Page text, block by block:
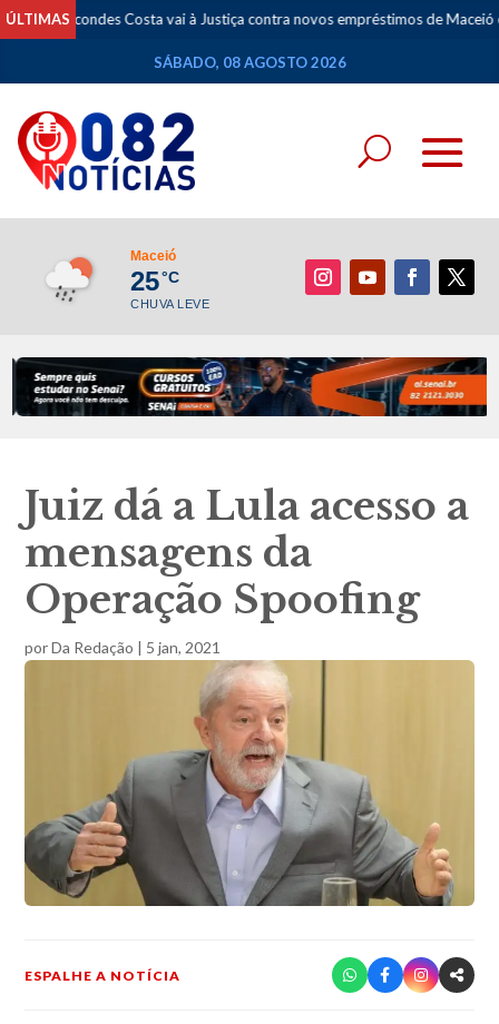
ÚLTIMASCosta vai à Justiça contra novos empréstimos de Maceió e cobra
SÁBADO, 08 AGOSTO 2026
Maceió
25°C
CHUVA LEVE
Juiz dá a Lula acesso a
mensagens da
Operação Spoofing
porDa Redação | 5 jan, 2021
ESPALHE A NOTÍCIA